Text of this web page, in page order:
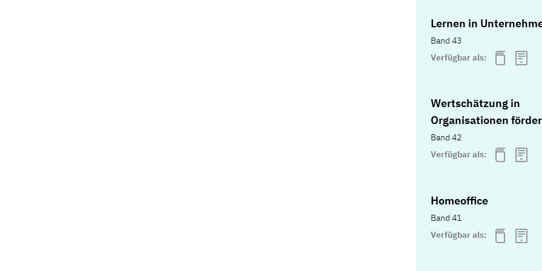
Lernen in
Band 43
Verfügbar als:
Wertschätzung in
Organisationen
Band 42
Verfügbar als:
Homeoffice
Band 41
Verfügbar als: